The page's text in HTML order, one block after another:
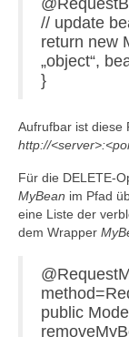
// update
return new
„object“,
}
Aufrufbar ist diese
http://
Für die DELETE-
MyBean im Pfad
eine Liste der
dem Wrapper
public